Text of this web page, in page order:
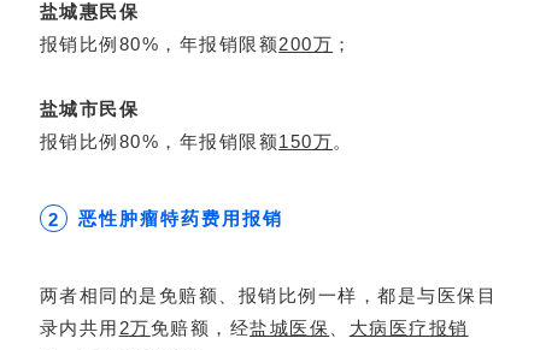
盐城惠民保
报销比例80%，年报销限额200万 ；
盐城市民保
报销比例80%，年报销限额150万。
2 恶性肿瘤特药费用报销
两者相同的是免赔额、报销比例一样，都是与医保目
录内共用 2万免赔额，经盐城医保
大病医疗报销